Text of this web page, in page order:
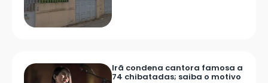
Irã condena cantora famosa a
74 chibatadas; saiba o motivo